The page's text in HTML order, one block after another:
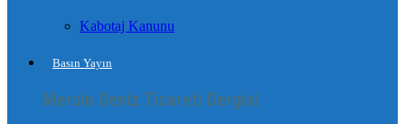
Kabotaj Kanunu
Basın Yayın
Mersin Deniz Ticareti Dergisi